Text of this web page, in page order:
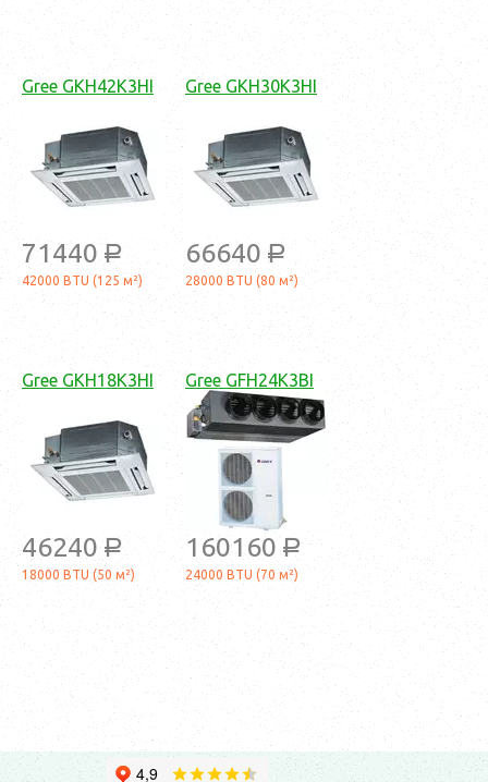
Gree GKH42K3HI
71440 a
42000 BTU (125 м²)
Gree GKH30K3HI
66640 a
28000 BTU (80 м²)
Gree GKH18K3HI
46240 a
18000 BTU (50 м²)
Gree GFH24K3BI
160160 a
24000 BTU (70 м²)